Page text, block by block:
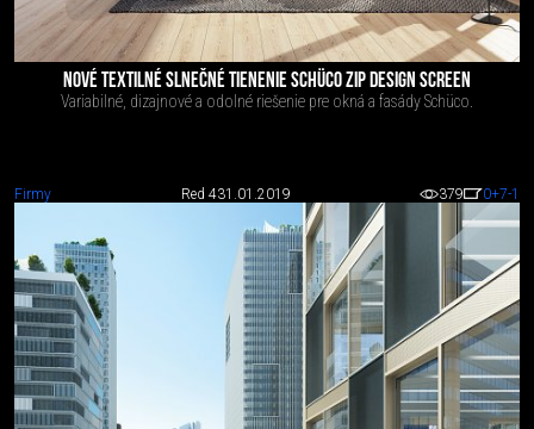
NOVÉ TEXTILNÉ SLNEČNÉ TIENENIE SCHÜCO ZIP DESIGN SCREEN
Variabilné, dizajnové a odolné riešenie pre okná a fasády Schüco.
Firmy Red 431.01.2019 379 0+7-1